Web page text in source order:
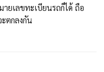
ยเลขทะเบียนรถก็ได้ ถือ
ตกลงกัน